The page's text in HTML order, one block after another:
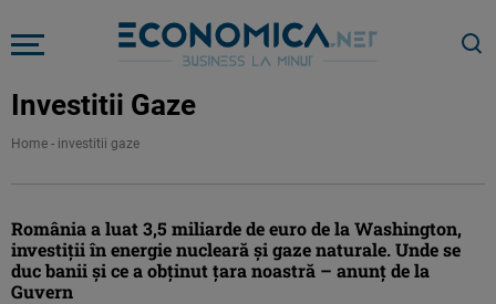
Investitii Gaze
Home - investitii gaze
România a luat 3,5 miliarde de euro de la Washington,
investiţii în energie nucleară şi gaze naturale. Unde se
duc banii şi ce a obţinut ţara noastră – anunţ de la
Guvern